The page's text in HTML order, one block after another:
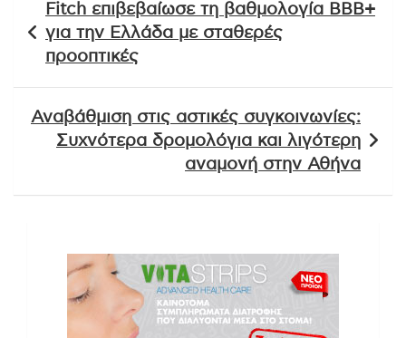
άρθρων
Fitch επιβεβαίωσε τη βαθμολογία BBB+
για την Ελλάδα με σταθερές
προοπτικές
Αναβάθμιση στις αστικές συγκοινωνίες:
Συχνότερα δρομολόγια και λιγότερη
αναμονή στην Αθήνα